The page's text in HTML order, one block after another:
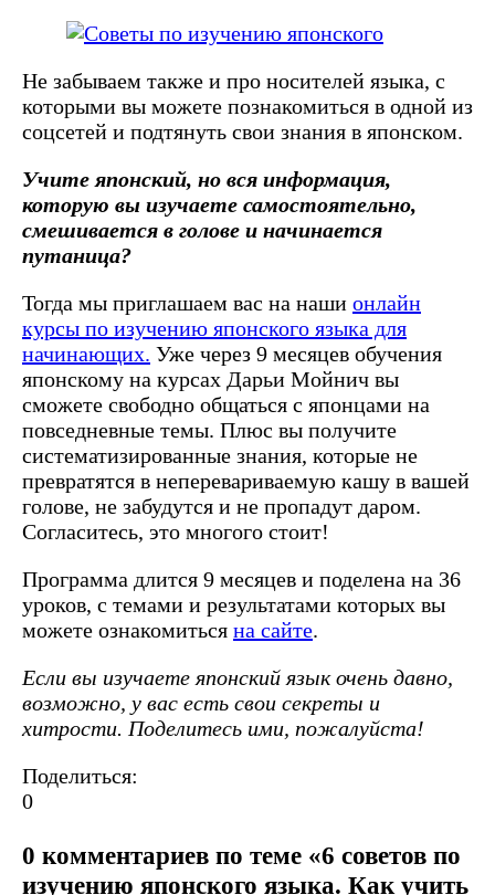
Не забываем также и про носителей языка, с
которыми вы можете познакомиться в одной из
соцсетей и подтянуть свои знания в японском.
Учите японский, но вся информация,
которую вы изучаете самостоятельно,
смешивается в голове и начинается
путаница?
Тогда мы приглашаем вас на наши онлайн
курсы по изучению японского языка для
начинающих. Уже через 9 месяцев обучения
японскому на курсах Дарьи Мойнич вы
сможете свободно общаться с японцами на
повседневные темы. Плюс вы получите
систематизированные знания, которые не
превратятся в неперевариваемую кашу в вашей
голове, не забудутся и не пропадут даром.
Согласитесь, это многого стоит!
Программа длится 9 месяцев и поделена на 36
уроков, с темами и результатами которых вы
можете ознакомиться на сайте.‍
Если вы изучаете японский язык очень давно,
возможно, у вас есть свои секреты и
хитрости. Поделитесь ими, пожалуйста!
Поделиться:
0
0 комментариев по теме «6 советов по
изучению японского языка. Как учить